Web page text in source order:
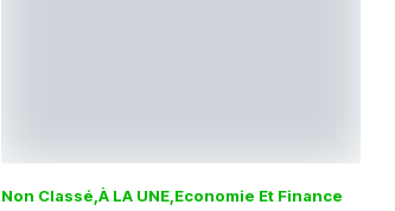
Non Classé À LA UNE Economie Et Finance